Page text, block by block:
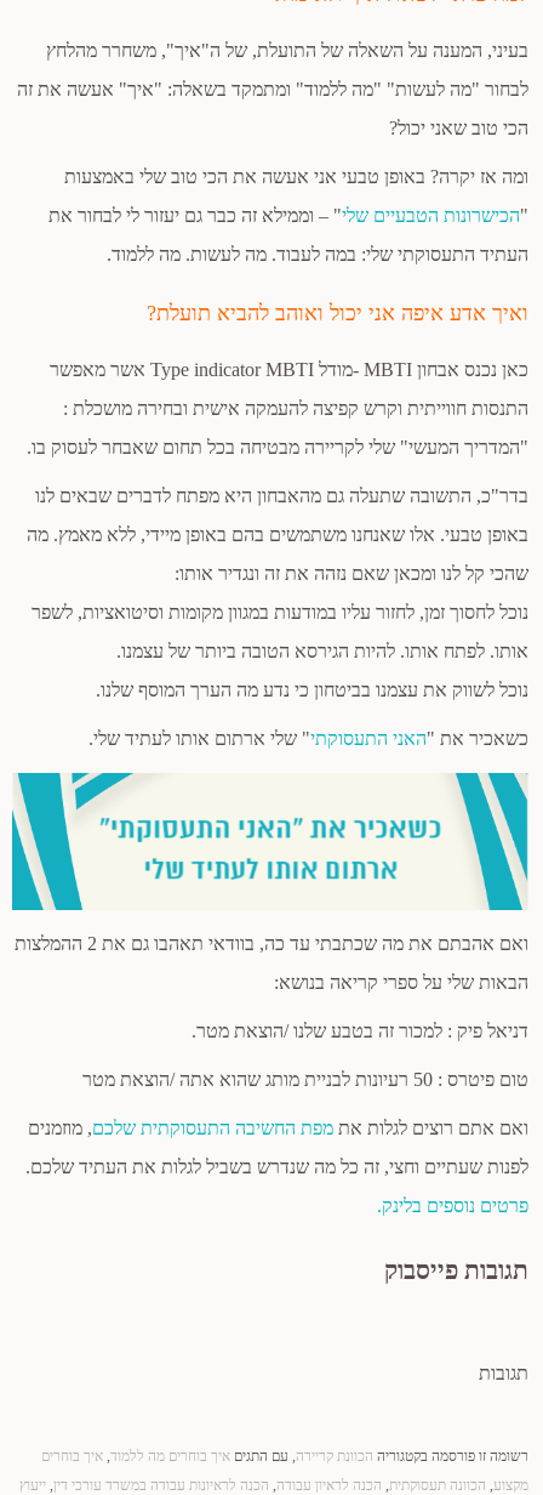
בעיני, המענה על השאלה של התועלת, של ה"איך", משחרר מהלחץ
לבחור "מה לעשות" "מה ללמוד" ומתמקד בשאלה: "איך" אעשה את זה
הכי טוב שאני יכול?
ומה אז יקרה? באופן טבעי אני אעשה את הכי טוב שלי באמצעות
"הכישרונות הטבעיים שלי" – וממילא זה כבר גם יעזור לי לבחור את
העתיד התעסוקתי שלי: במה לעבוד. מה לעשות. מה ללמוד.
ואיך אדע איפה אני יכול ואוהב להביא תועלת?
כאן נכנס אבחון MBTI -מודל Type indicator MBTI אשר מאפשר
התנסות חווייתית וקרש קפיצה להעמקה אישית ובחירה מושכלת :
"המדריך המעשי" שלי לקריירה מבטיחה בכל תחום שאבחר לעסוק בו.
בדר"כ, התשובה שתעלה גם מהאבחון היא מפתח לדברים שבאים לנו
באופן טבעי. אלו שאנחנו משתמשים בהם באופן מיידי, ללא מאמץ. מה
שהכי קל לנו ומכאן שאם נזהה את זה ונגדיר אותו:
נוכל לחסוך זמן, לחזור עליו במודעות במגוון מקומות וסיטואציות, לשפר
אותו. לפתח אותו. להיות הגירסא הטובה ביותר של עצמנו.
נוכל לשווק את עצמנו בביטחון כי נדע מה הערך המוסף שלנו.
כשאכיר את "האני התעסוקתי" שלי ארתום אותו לעתיד שלי.
ואם אהבתם את מה שכתבתי עד כה, בוודאי תאהבו גם את 2 ההמלצות
הבאות שלי על ספרי קריאה בנושא:
דניאל פיק : למכור זה בטבע שלנו /הוצאת מטר.
טום פיטרס : 50 רעיונות לבניית מותג שהוא אתה /הוצאת מטר
ואם אתם רוצים לגלות את מפת החשיבה התעסוקתית שלכם, מוזמנים
לפנות שעתיים וחצי, זה כל מה שנדרש בשביל לגלות את העתיד שלכם.
פרטים נוספים בלינק.
תגובות פייסבוק
תגובות
רשומה זו פורסמה בקטגוריה הכוונת קריירה , עם התגים איך בוחרים מה ללמוד איך בוחרים
מקצוע הכוונה תעסוקתית הכנה לראיון עבודה הכנה לראיונות עבודה במשרד עורכי דין ייעוץ